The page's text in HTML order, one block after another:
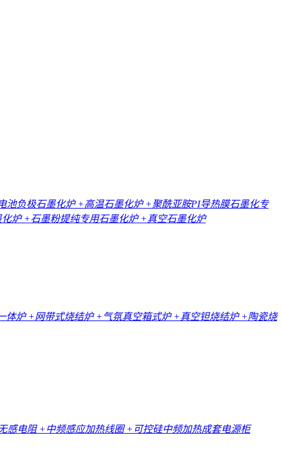
池负极石墨化炉+高温石墨化炉+聚酰亚胺PI导热膜石墨化专
化炉+石墨粉提纯专用石墨化炉+真空石墨化炉
体炉+网带式烧结炉+气氛真空箱式炉+真空钽烧结炉+陶瓷烧
感电阻 +中频感应加热线圈+可控硅中频加热成套电源柜